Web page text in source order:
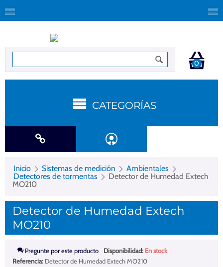
0
CATEGORÍAS
Inicio Sistemas de medición
Ambientales
Detectores de tormentas
Detector de Humedad Extech
MO210
Detector de Humedad Extech
MO210
Pregunte por este producto Disponibilidad: En stock
Referencia: Detector de Humedad Extech MO210